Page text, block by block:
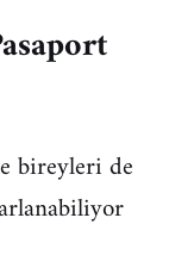
bireyleri de